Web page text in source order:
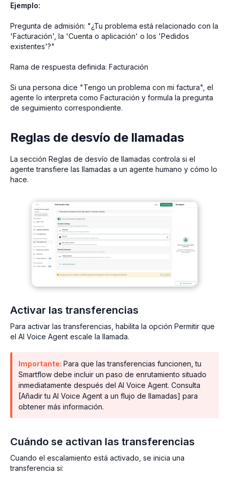
Ejemplo:
Pregunta de admisión: "¿Tu problema está relacionado con la
'Facturación', la 'Cuenta o aplicación' o los 'Pedidos
existentes'?"
Rama de respuesta definida: Facturación
Si una persona dice "Tengo un problema con mi factura", el
agente lo interpreta como Facturación y formula la pregunta
de seguimiento correspondiente.
Reglas de desvío de llamadas
La sección Reglas de desvío de llamadas controla si el
agente transfiere las llamadas a un agente humano y cómo lo
hace.
Activar las transferencias
Para activar las transferencias, habilita la opción Permitir que
el AI Voice Agent escale la llamada.
Importante: Para que las transferencias funcionen, tu
Smartflow debe incluir un paso de enrutamiento situado
inmediatamente después del AI Voice Agent. Consulta
[Añadir tu AI Voice Agent a un flujo de llamadas] para
obtener más información.
Cuándo se activan las transferencias
Cuando el escalamiento está activado, se inicia una
transferencia si: